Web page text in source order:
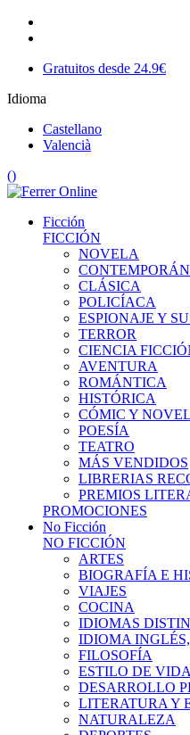
Gratuitos desde 24.9€
Idioma
Castellano
Valencià
()
Ficción
FICCIÓN
NOVELA
CLÁSICA
POLICÍACA
ESPIONAJE Y
TERROR
CIENCIA
AVENTURA
ROMÁNTICA
HISTÓRICA
CÓMIC Y
POESÍA
TEATRO
MÁS VENDIDOS
LIBRERIAS
PREMIOS
PROMOCIONES
No Ficción
NO FICCIÓN
ARTES
BIOGRAFÍA E
VIAJES
COCINA
IDIOMAS
IDIOMA
FILOSOFÍA
ESTILO DE
DESARROLLO
LITERATURA Y
NATURALEZA